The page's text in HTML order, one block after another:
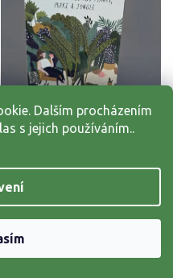
Dalším procházením
s jejich používáním..